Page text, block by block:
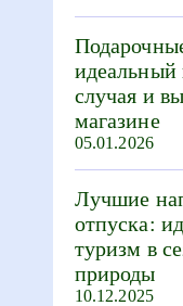
идеальный
случая и
магазине
05.01.2026
Лучшие
отпуска:
туризм в
природы
10.12.2025